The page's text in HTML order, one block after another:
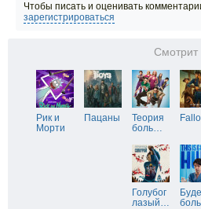
Чтобы писать и оценивать
зарегистрироваться
Смотрит
Рик и
Морти
Пацаны
Теория
боль…
Голубог
лазый…